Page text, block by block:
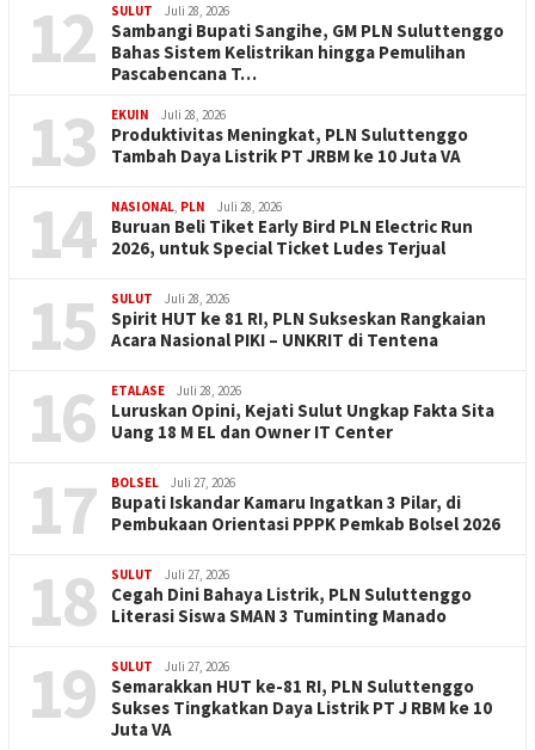
12 SULUT Juli 28, 2026
Sambangi Bupati Sangihe, GM PLN Suluttenggo
Bahas Sistem Kelistrikan hingga Pemulihan
Pascabencana T…
13 EKUIN Juli 28, 2026
Produktivitas Meningkat, PLN Suluttenggo
Tambah Daya Listrik PT JRBM ke 10 Juta VA
14 NASIONAL, PLN Juli 28, 2026
Buruan Beli Tiket Early Bird PLN Electric Run
2026, untuk Special Ticket Ludes Terjual
15 SULUT Juli 28, 2026
Spirit HUT ke 81 RI, PLN Sukseskan Rangkaian
Acara Nasional PIKI – UNKRIT di Tentena
16 ETALASE Juli 28, 2026
Luruskan Opini, Kejati Sulut Ungkap Fakta Sita
Uang 18 M EL dan Owner IT Center
17 BOLSEL Juli 27, 2026
Bupati Iskandar Kamaru Ingatkan 3 Pilar, di
Pembukaan Orientasi PPPK Pemkab Bolsel 2026
18 SULUT Juli 27, 2026
Cegah Dini Bahaya Listrik, PLN Suluttenggo
Literasi Siswa SMAN 3 Tuminting Manado
19 SULUT Juli 27, 2026
Semarakkan HUT ke-81 RI, PLN Suluttenggo
Sukses Tingkatkan Daya Listrik PT J RBM ke 10
Juta VA